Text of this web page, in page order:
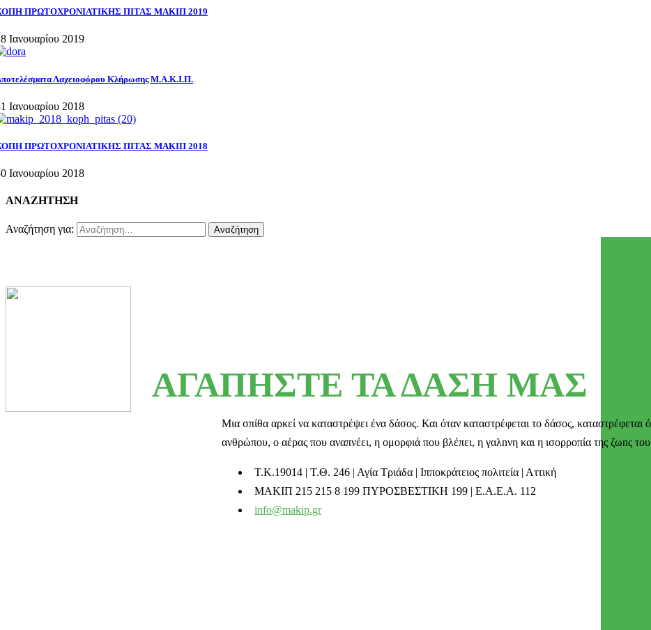
ΠΡΩΤΟΧΡΟΝΙΑΤΙΚΗΣ ΠΙΤΑΣ ΜΑΚΙΠ 2019
Ιανουαρίου 2019
Λαχειοφόρου Κλήρωσης Μ.Α.Κ.Ι.Π.
Ιανουαρίου 2018
ΠΡΩΤΟΧΡΟΝΙΑΤΙΚΗΣ ΠΙΤΑΣ ΜΑΚΙΠ 2018
Ιανουαρίου 2018
ΑΝΑΖΗΤΗΣΗ
Αναζήτηση για:
ΑΓΑΠΗΣΤΕ ΤΑ ΔΑΣΗ ΜΑΣ
Μια σπίθα αρκεί να καταστρέψει ένα δάσος. Και όταν καταστρέφεται το δάσος, καταστρέφεται
ανθρώπου, ο αέρας που αναπνέει, η ομορφιά που βλέπει, η γαλnνη και η ισορροπία της ζωnς
T.K.19014 | Τ.Θ. 246 | Αγία Τριάδα | Ιπποκράτειος πολιτεία | Αττική
ΜΑΚΙΠ 215 215 8 199 ΠΥΡΟΣΒΕΣΤΙΚΗ 199 | Ε.Α.Ε.Α. 112
info@makip.gr